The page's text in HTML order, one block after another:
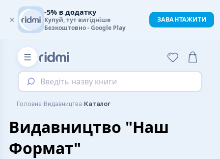
☰
Введіть назву книги
Головна›Видавництва›Каталог
Видавництво "Наш
Формат"
×
-5% в додатку
Купуй, тут вигідніше
Безкоштовно - Google Play
ЗАВАНТАЖИТИ